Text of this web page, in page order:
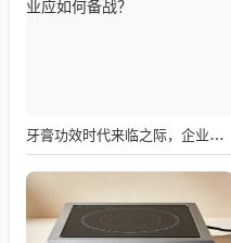
牙膏功效时代来临之际，企业应如何备战？